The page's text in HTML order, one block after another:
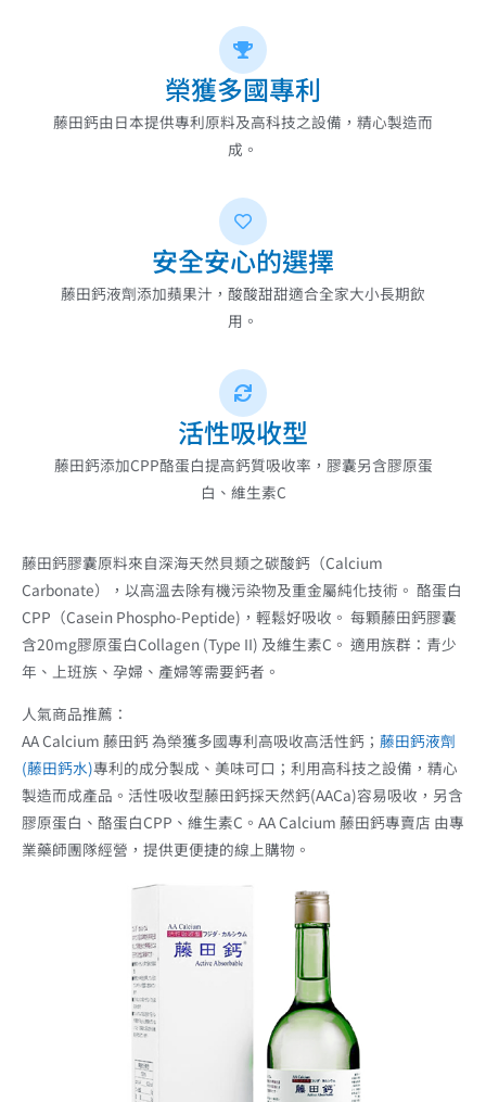
榮獲多國專利
藤田鈣由日本提供專利原料及高科技之設備，精心製造而
成。
安全安心的選擇
藤田鈣液劑添加蘋果汁，酸酸甜甜適合全家大小長期飲
用。
活性吸收型
藤田鈣添加CPP酪蛋白提高鈣質吸收率，膠囊另含膠原蛋
白、維生素C
藤田鈣膠囊原料來自深海天然貝類之碳酸鈣（Calcium
Carbonate），以高溫去除有機污染物及重金屬純化技術。 酪蛋白
CPP（Casein Phospho-Peptide)，輕鬆好吸收。 每顆藤田鈣膠囊
含20mg膠原蛋白Collagen (Type II) 及維生素C。 適用族群：青少
年、上班族、孕婦、產婦等需要鈣者。
人氣商品推薦：
AA Calcium 藤田鈣 為榮獲多國專利高吸收高活性鈣； 藤田鈣液劑
(藤田鈣水)專利的成分製成、美味可口；利用高科技之設備，精心
製造而成產品。活性吸收型藤田鈣採天然鈣(AACa)容易吸收，另含
膠原蛋白、酪蛋白CPP、維生素C。AA Calcium 藤田鈣專賣店 由專
業藥師團隊經營，提供更便捷的線上購物。